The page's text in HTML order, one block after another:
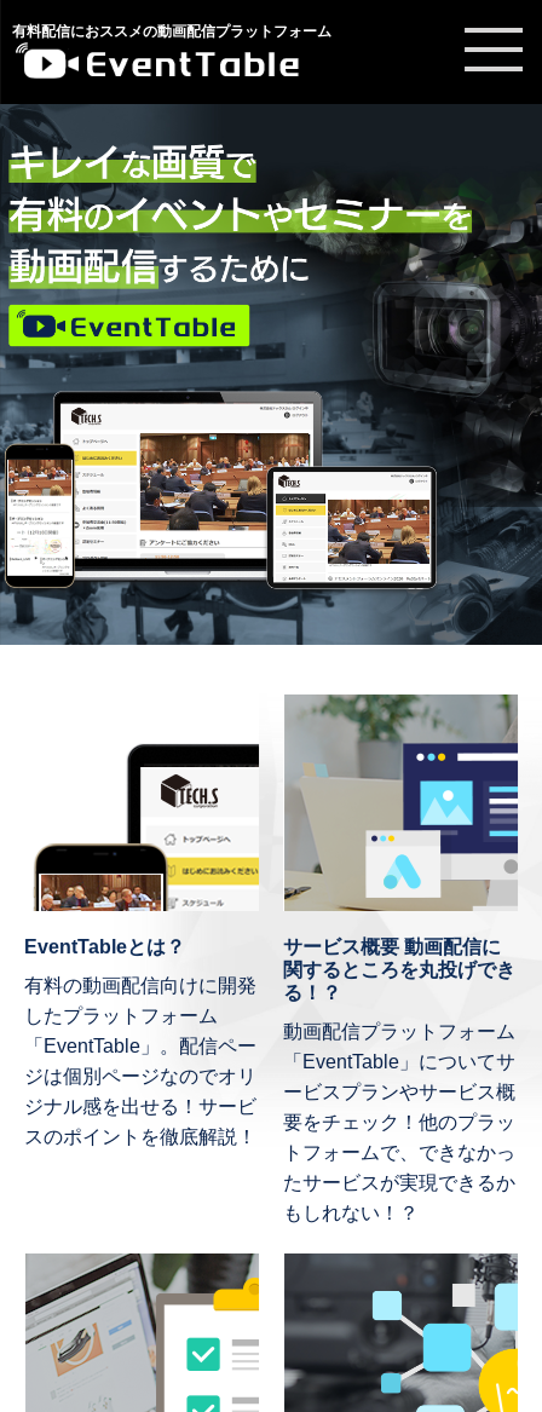
有料配信におススメの動画配信プラットフォーム
EventTableとは？
有料の動画配信向けに開発
したプラットフォーム
「EventTable」。配信ペー
ジは個別ページなのでオリ
ジナル感を出せる！サービ
スのポイントを徹底解説！
サービス概要 動画配信に
関するところを丸投げでき
る！？
動画配信プラットフォーム
「EventTable」についてサ
ービスプランやサービス概
要をチェック！他のプラッ
トフォームで、できなかっ
たサービスが実現できるか
もしれない！？